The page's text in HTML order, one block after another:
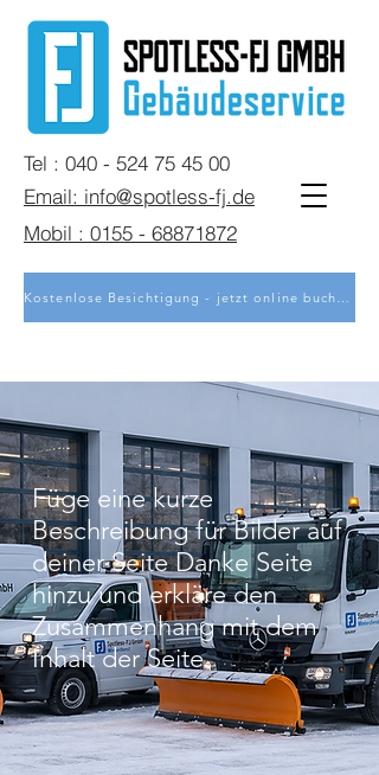
Mobil : 0155 - 68871872
Tel : 040 - 524 75 45 00
Email: info@spotless-fj.de
Kostenlose Besichtigung - jetzt online buchen
Füge eine kurze
Beschreibung für Bilder auf
deiner Seite Danke Seite
hinzu und erkläre den
Zusammenhang mit dem
Inhalt der Seite.